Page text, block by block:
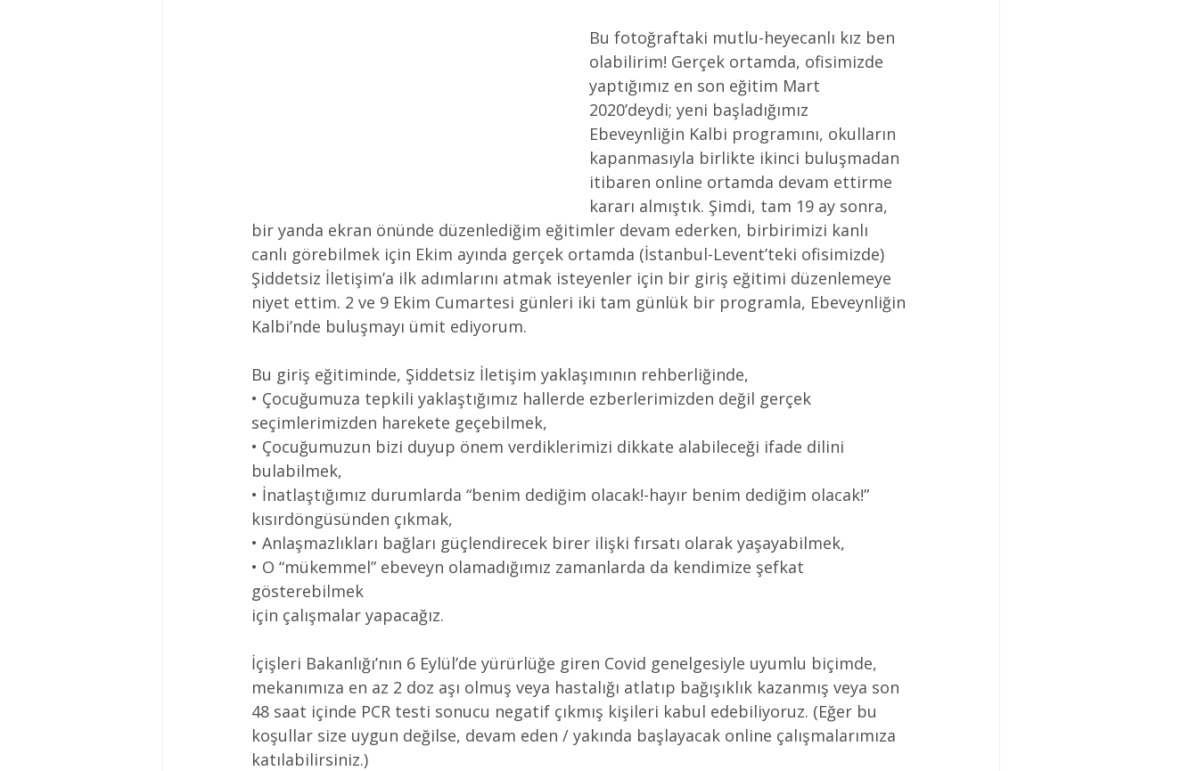
Bu fotoğraftaki mutlu-heyecanlı kız ben
olabilirim! Gerçek ortamda, ofisimizde
yaptığımız en son eğitim Mart
2020’deydi; yeni başladığımız
Ebeveynliğin Kalbi programını, okulların
kapanmasıyla birlikte ikinci buluşmadan
itibaren online ortamda devam ettirme
kararı almıştık. Şimdi, tam 19 ay sonra,
bir yanda ekran önünde düzenlediğim eğitimler devam ederken, birbirimizi kanlı
canlı görebilmek için Ekim ayında gerçek ortamda (İstanbul-Levent’teki ofisimizde)
Şiddetsiz İletişim’a ilk adımlarını atmak isteyenler için bir giriş eğitimi düzenlemeye
niyet ettim. 2 ve 9 Ekim Cumartesi günleri iki tam günlük bir programla, Ebeveynliğin
Kalbi’nde buluşmayı ümit ediyorum.
Bu giriş eğitiminde, Şiddetsiz İletişim yaklaşımının rehberliğinde,
• Çocuğumuza tepkili yaklaştığımız hallerde ezberlerimizden değil gerçek
seçimlerimizden harekete geçebilmek,
• Çocuğumuzun bizi duyup önem verdiklerimizi dikkate alabileceği ifade dilini
bulabilmek,
• İnatlaştığımız durumlarda “benim dediğim olacak!-hayır benim dediğim olacak!”
kısırdöngüsünden çıkmak,
• Anlaşmazlıkları bağları güçlendirecek birer ilişki fırsatı olarak yaşayabilmek,
• O “mükemmel” ebeveyn olamadığımız zamanlarda da kendimize şefkat
gösterebilmek
için çalışmalar yapacağız.
İçişleri Bakanlığı’nın 6 Eylül’de yürürlüğe giren Covid genelgesiyle uyumlu biçimde,
mekanımıza en az 2 doz aşı olmuş veya hastalığı atlatıp bağışıklık kazanmış veya son
48 saat içinde PCR testi sonucu negatif çıkmış kişileri kabul edebiliyoruz. (Eğer bu
koşullar size uygun değilse, devam eden / yakında başlayacak online çalışmalarımıza
katılabilirsiniz.)